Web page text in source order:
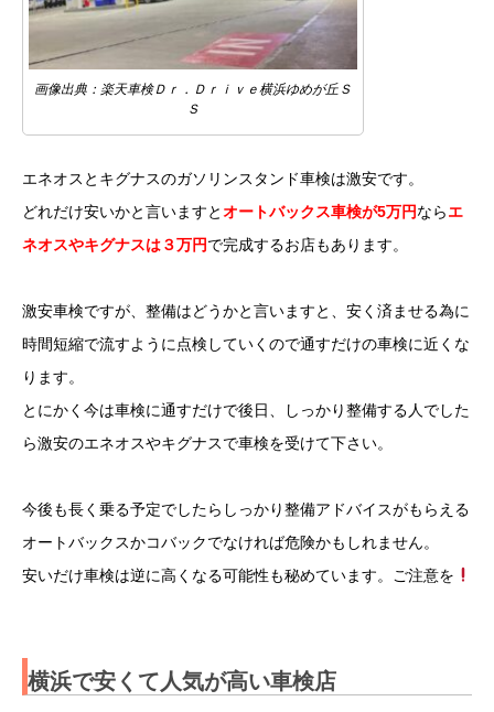
画像出典：楽天車検Ｄｒ．Ｄｒｉｖｅ横浜ゆめが丘Ｓ
Ｓ
エネオスとキグナスのガソリンスタンド車検は激安です。
どれだけ安いかと言いますとオートバックス車検が5万円ならエ
ネオスやキグナスは３万円で完成するお店もあります。
激安車検ですが、整備はどうかと言いますと、安く済ませる為に
時間短縮で流すように点検していくので通すだけの車検に近くな
ります。
とにかく今は車検に通すだけで後日、しっかり整備する人でした
ら激安のエネオスやキグナスで車検を受けて下さい。
今後も長く乗る予定でしたらしっかり整備アドバイスがもらえる
オートバックスかコバックでなければ危険かもしれません。
安いだけ車検は逆に高くなる可能性も秘めています。ご注意を
横浜で安くて人気が高い車検店